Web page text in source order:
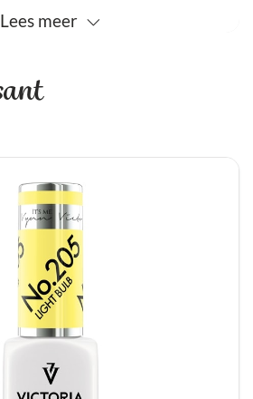
voor een BIAB™-
de zijwallen of het
product, deze
eigen beschermhoes die
Bundel bevat de volgende
Bit: Blend en polijst
de nagelplaat voor een
Bit: Verwijder veilig
product van het
Lees meer